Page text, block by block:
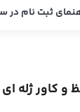
ثبت نام در
و کاور ژله